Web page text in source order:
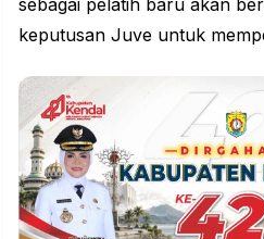
sebagai pelatih baru akan
keputusan Juve untuk